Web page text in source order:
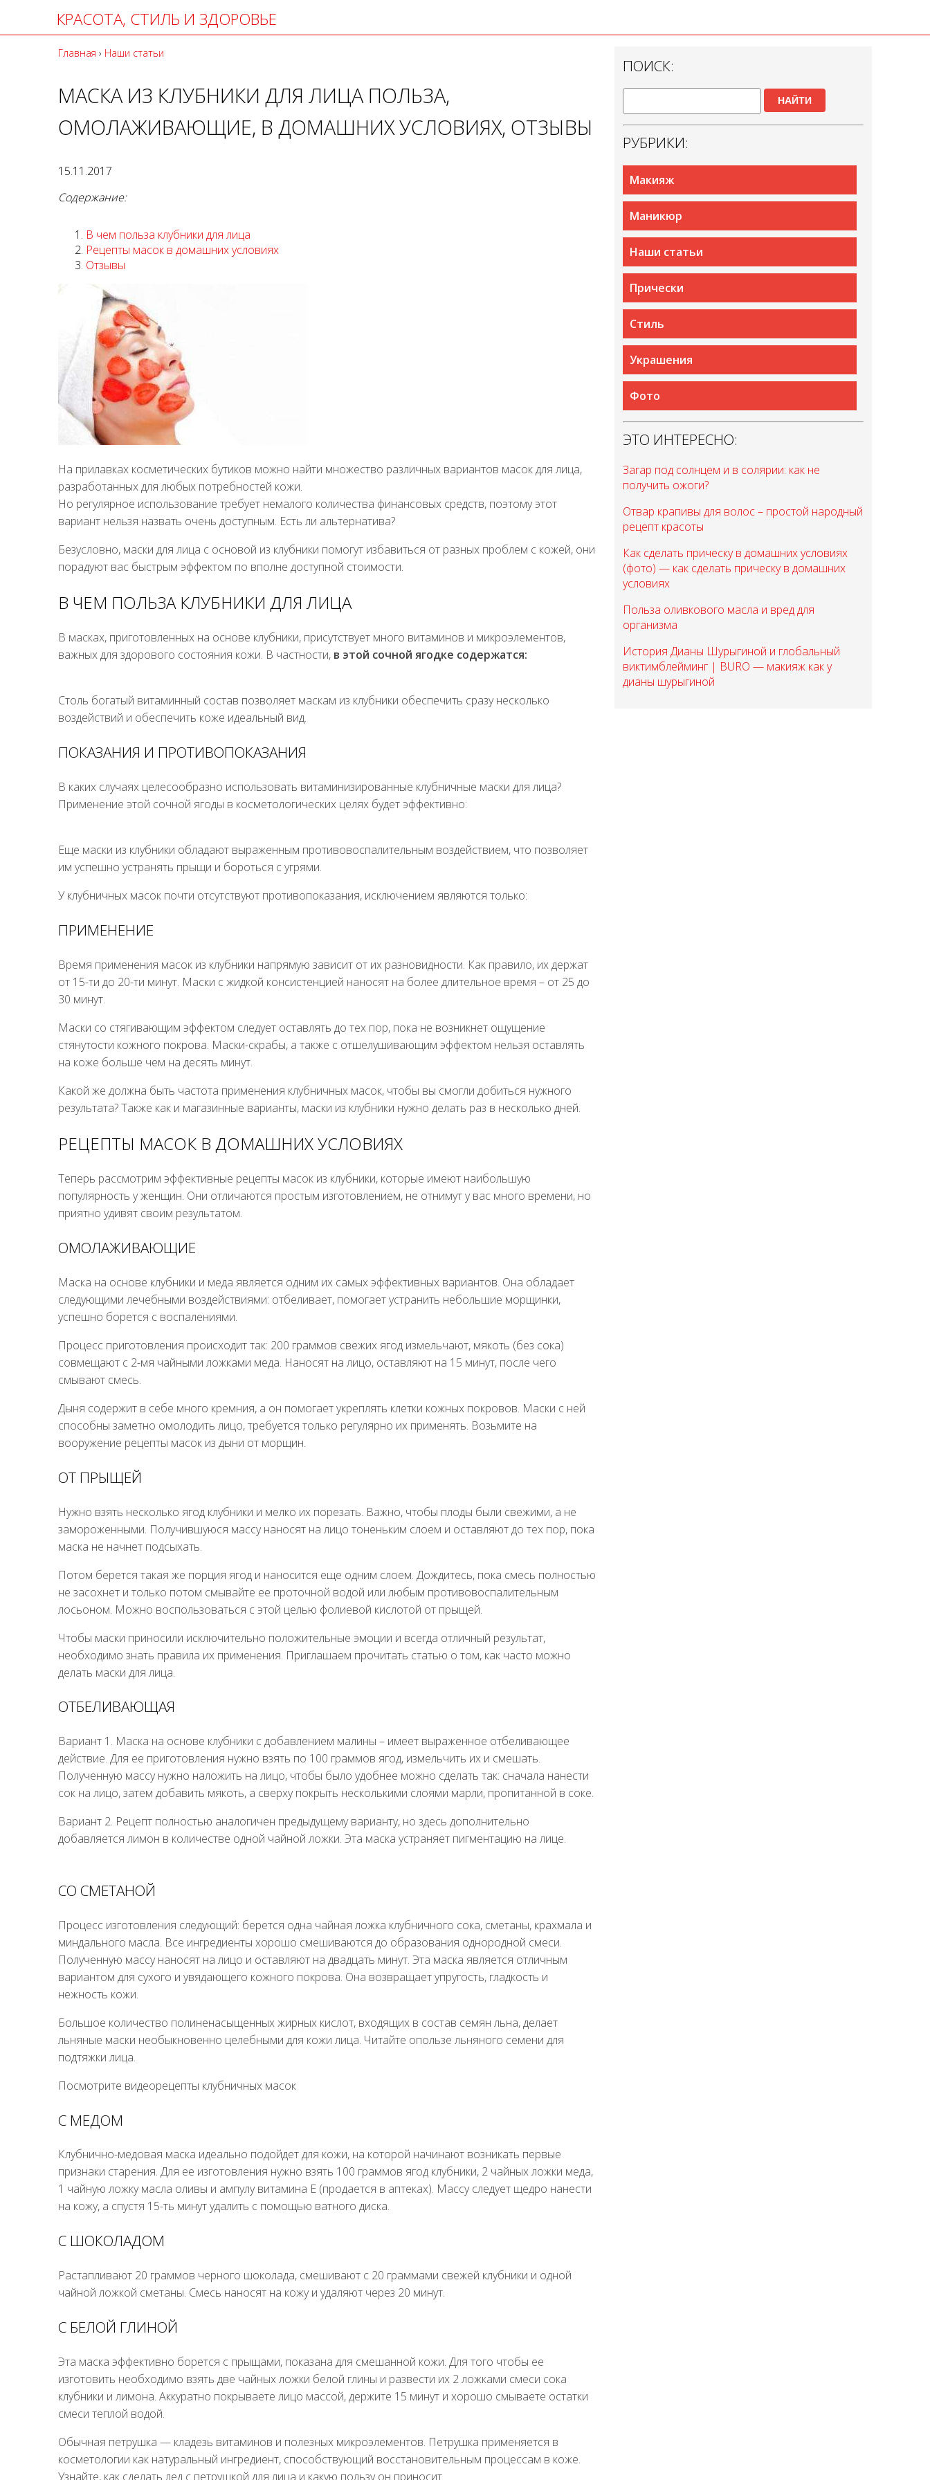
КРАСОТА, СТИЛЬ И ЗДОРОВЬЕ
Главная › Наши статьи
МАСКА ИЗ КЛУБНИКИ ДЛЯ ЛИЦА ПОЛЬЗА,
ОМОЛАЖИВАЮЩИЕ, В ДОМАШНИХ УСЛОВИЯХ, ОТЗЫВЫ
15.11.2017
Содержание:
В чем польза клубники для лица
Рецепты масок в домашних условиях
Отзывы
На прилавках косметических бутиков можно найти множество различных вариантов масок для лица,
разработанных для любых потребностей кожи.
Но регулярное использование требует немалого количества финансовых средств, поэтому этот
вариант нельзя назвать очень доступным. Есть ли альтернатива?
Безусловно, маски для лица с основой из клубники помогут избавиться от разных проблем с кожей, они
порадуют вас быстрым эффектом по вполне доступной стоимости.
В ЧЕМ ПОЛЬЗА КЛУБНИКИ ДЛЯ ЛИЦА
В масках, приготовленных на основе клубники, присутствует много витаминов и микроэлементов,
важных для здорового состояния кожи. В частности, в этой сочной ягодке содержатся:
Столь богатый витаминный состав позволяет маскам из клубники обеспечить сразу несколько
воздействий и обеспечить коже идеальный вид.
ПОКАЗАНИЯ И ПРОТИВОПОКАЗАНИЯ
В каких случаях целесообразно использовать витаминизированные клубничные маски для лица?
Применение этой сочной ягоды в косметологических целях будет эффективно:
Еще маски из клубники обладают выраженным противовоспалительным воздействием, что позволяет
им успешно устранять прыщи и бороться с угрями.
У клубничных масок почти отсутствуют противопоказания, исключением являются только:
ПРИМЕНЕНИЕ
Время применения масок из клубники напрямую зависит от их разновидности. Как правило, их держат
от 15-ти до 20-ти минут. Маски с жидкой консистенцией наносят на более длительное время – от 25 до
30 минут.
Маски со стягивающим эффектом следует оставлять до тех пор, пока не возникнет ощущение
стянутости кожного покрова. Маски-скрабы, а также с отшелушивающим эффектом нельзя оставлять
на коже больше чем на десять минут.
Какой же должна быть частота применения клубничных масок, чтобы вы смогли добиться нужного
результата? Также как и магазинные варианты, маски из клубники нужно делать раз в несколько дней.
РЕЦЕПТЫ МАСОК В ДОМАШНИХ УСЛОВИЯХ
Теперь рассмотрим эффективные рецепты масок из клубники, которые имеют наибольшую
популярность у женщин. Они отличаются простым изготовлением, не отнимут у вас много времени, но
приятно удивят своим результатом.
ОМОЛАЖИВАЮЩИЕ
Маска на основе клубники и меда является одним их самых эффективных вариантов. Она обладает
следующими лечебными воздействиями: отбеливает, помогает устранить небольшие морщинки,
успешно борется с воспалениями.
Процесс приготовления происходит так: 200 граммов свежих ягод измельчают, мякоть (без сока)
совмещают с 2-мя чайными ложками меда. Наносят на лицо, оставляют на 15 минут, после чего
смывают смесь.
Дыня содержит в себе много кремния, а он помогает укреплять клетки кожных покровов. Маски с ней
способны заметно омолодить лицо, требуется только регулярно их применять. Возьмите на
вооружение рецепты масок из дыни от морщин.
ОТ ПРЫЩЕЙ
Нужно взять несколько ягод клубники и мелко их порезать. Важно, чтобы плоды были свежими, а не
замороженными. Получившуюся массу наносят на лицо тоненьким слоем и оставляют до тех пор, пока
маска не начнет подсыхать.
Потом берется такая же порция ягод и наносится еще одним слоем. Дождитесь, пока смесь полностью
не засохнет и только потом смывайте ее проточной водой или любым противовоспалительным
лосьоном. Можно воспользоваться с этой целью фолиевой кислотой от прыщей.
Чтобы маски приносили исключительно положительные эмоции и всегда отличный результат,
необходимо знать правила их применения. Приглашаем прочитать статью о том, как часто можно
делать маски для лица.
ОТБЕЛИВАЮЩАЯ
Вариант 1. Маска на основе клубники с добавлением малины – имеет выраженное отбеливающее
действие. Для ее приготовления нужно взять по 100 граммов ягод, измельчить их и смешать.
Полученную массу нужно наложить на лицо, чтобы было удобнее можно сделать так: сначала нанести
сок на лицо, затем добавить мякоть, а сверху покрыть несколькими слоями марли, пропитанной в соке.
Вариант 2. Рецепт полностью аналогичен предыдущему варианту, но здесь дополнительно
добавляется лимон в количестве одной чайной ложки. Эта маска устраняет пигментацию на лице.
СО СМЕТАНОЙ
Процесс изготовления следующий: берется одна чайная ложка клубничного сока, сметаны, крахмала и
миндального масла. Все ингредиенты хорошо смешиваются до образования однородной смеси.
Полученную массу наносят на лицо и оставляют на двадцать минут. Эта маска является отличным
вариантом для сухого и увядающего кожного покрова. Она возвращает упругость, гладкость и
нежность кожи.
Большое количество полиненасыщенных жирных кислот, входящих в состав семян льна, делает
льняные маски необыкновенно целебными для кожи лица. Читайте опользе льняного семени для
подтяжки лица.
Посмотрите видеорецепты клубничных масок
С МЕДОМ
Клубнично-медовая маска идеально подойдет для кожи, на которой начинают возникать первые
признаки старения. Для ее изготовления нужно взять 100 граммов ягод клубники, 2 чайных ложки меда,
1 чайную ложку масла оливы и ампулу витамина Е (продается в аптеках). Массу следует щедро нанести
на кожу, а спустя 15-ть минут удалить с помощью ватного диска.
С ШОКОЛАДОМ
Растапливают 20 граммов черного шоколада, смешивают с 20 граммами свежей клубники и одной
чайной ложкой сметаны. Смесь наносят на кожу и удаляют через 20 минут.
С БЕЛОЙ ГЛИНОЙ
Эта маска эффективно борется с прыщами, показана для смешанной кожи. Для того чтобы ее
изготовить необходимо взять две чайных ложки белой глины и развести их 2 ложками смеси сока
клубники и лимона. Аккуратно покрываете лицо массой, держите 15 минут и хорошо смываете остатки
смеси теплой водой.
Обычная петрушка — кладезь витаминов и полезных микроэлементов. Петрушка применяется в
косметологии как натуральный ингредиент, способствующий восстановительным процессам в коже.
Узнайте, как сделать лед с петрушкой для лица и какую пользу он приносит.
ПОИСК:
НАЙТИ
РУБРИКИ:
Макияж
Маникюр
Наши статьи
Прически
Стиль
Украшения
Фото
ЭТО ИНТЕРЕСНО:
Загар под солнцем и в солярии: как не
получить ожоги?
Отвар крапивы для волос – простой народный
рецепт красоты
Как сделать прическу в домашних условиях
(фото) — как сделать прическу в домашних
условиях
Польза оливкового масла и вред для
организма
История Дианы Шурыгиной и глобальный
виктимблейминг | BURO — макияж как у
дианы шурыгиной